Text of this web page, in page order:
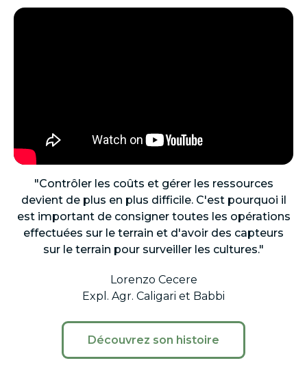
"Contrôler les coûts et gérer les ressources
devient de plus en plus difficile. C'est pourquoi il
est important de consigner toutes les opérations
effectuées sur le terrain et d'avoir des capteurs
sur le terrain pour surveiller les cultures."
Lorenzo Cecere
Expl. Agr. Caligari et Babbi
Découvrez son histoire